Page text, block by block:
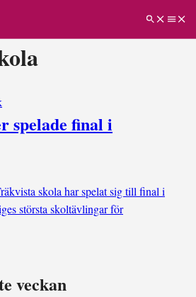
spelade final i
skola har spelat sig till final i
största skoltävlingar för
veckan